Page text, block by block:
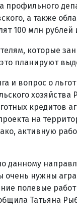
а также
100 млн
которые
это планируют
и вопрос о
кредитов
на
активную
данному
очень нужны
полевые
Татьяна